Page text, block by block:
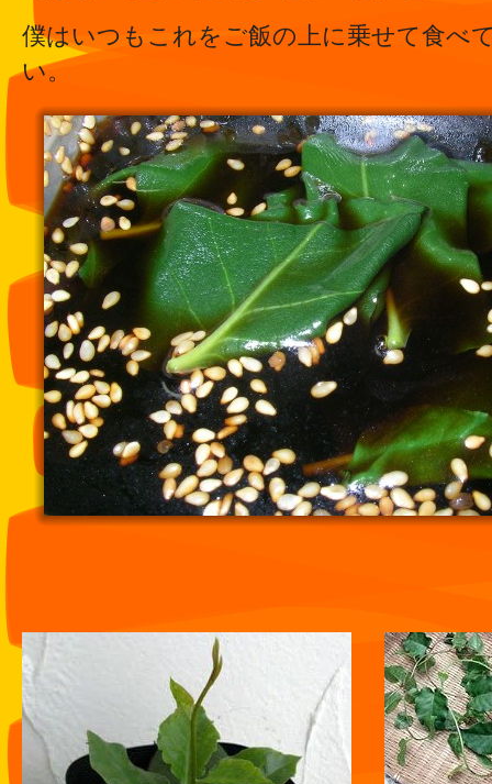
僕はいつもこれをご飯の上に乗せて食べ
い。